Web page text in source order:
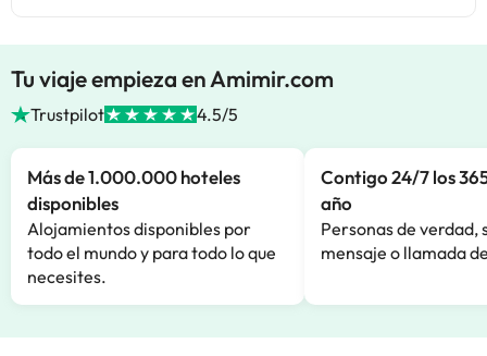
Tu viaje empieza en Amimir.com
Trustpilot 4.5/5
Más de 1.000.000 hoteles
disponibles
Alojamientos disponibles por
todo el mundo y para todo lo que
necesites.
Contigo 24/7 los
año
Personas de verdad,
mensaje o llamada